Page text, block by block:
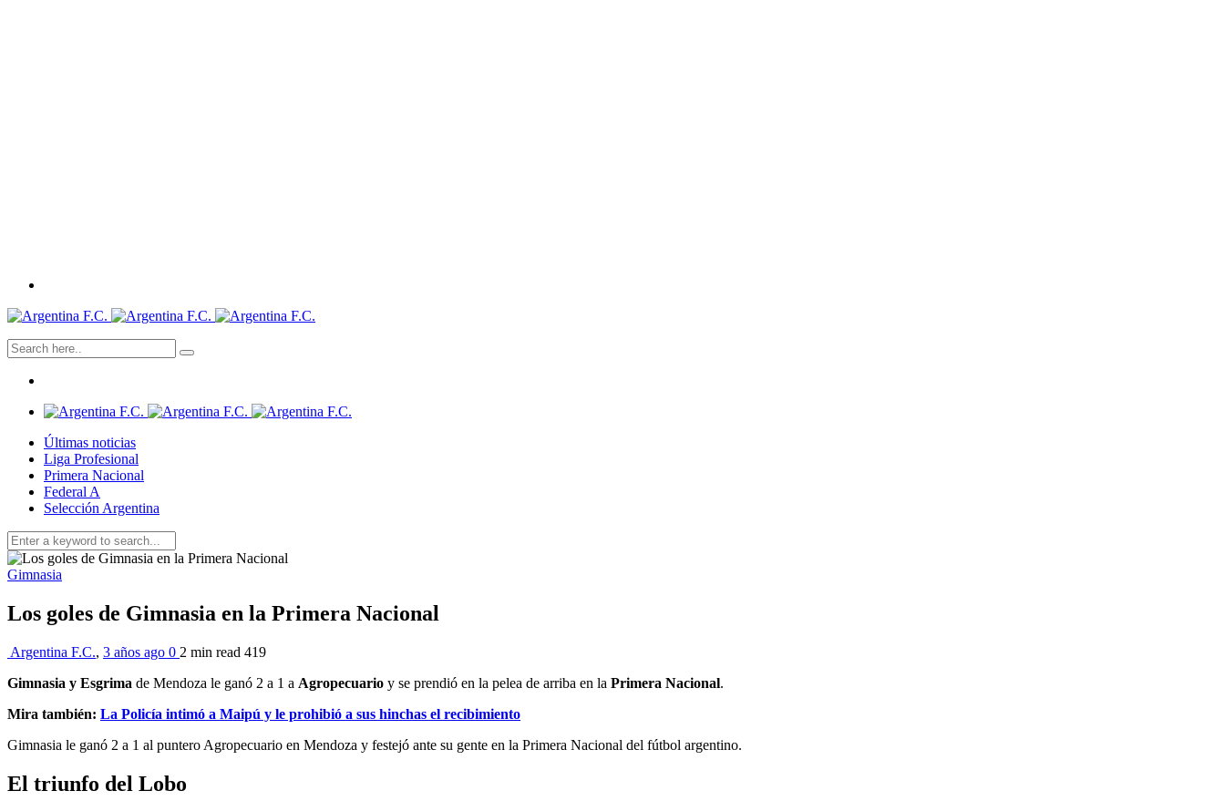
Últimas noticias
Liga Profesional
Primera Nacional
Federal A
Selección Argentina
Gimnasia
Los goles de Gimnasia en la Primera Nacional
Argentina F.C., 3 años ago 0 2 min read 419
Gimnasia y Esgrima de Mendoza le ganó 2 a 1 a Agropecuario y se prendió en la pelea de arriba en la Primera Nacional.
Mira también: La Policía intimó a Maipú y le prohibió a sus hinchas el recibimiento
Gimnasia le ganó 2 a 1 al puntero Agropecuario en Mendoza y festejó ante su gente en la Primera Nacional del fútbol argentino.
El triunfo del Lobo